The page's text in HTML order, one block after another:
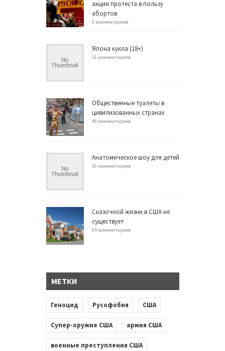
акции протеста в пользу
абортов
0 комментариев
Япона кукла (18+)
11 комментариев
Общественные туалеты в
цивилизованных странах
49 комментариев
Анатомическое шоу для детей
16 комментариев
Сказочной жизни в США не
существует
65 комментариев
МЕТКИ
Геноцид Русофобия США
Супер-оружие США армия США
военные преступления США